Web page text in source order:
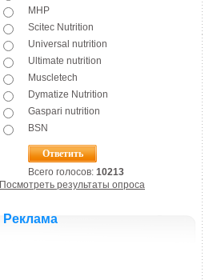
MHP
Scitec Nutrition
Universal nutrition
Ultimate nutrition
Muscletech
Dymatize Nutrition
Gaspari nutrition
BSN
Всего голосов: 10213
Посмотреть результаты опроса
Реклама